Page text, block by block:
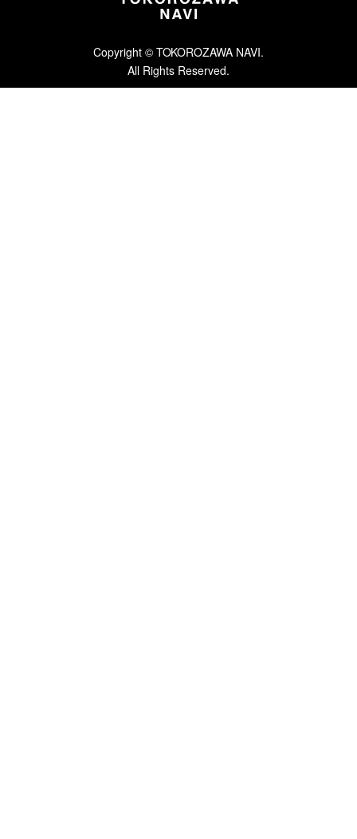
Copyright © TOKOROZAWA NAVI.
All Rights Reserved.